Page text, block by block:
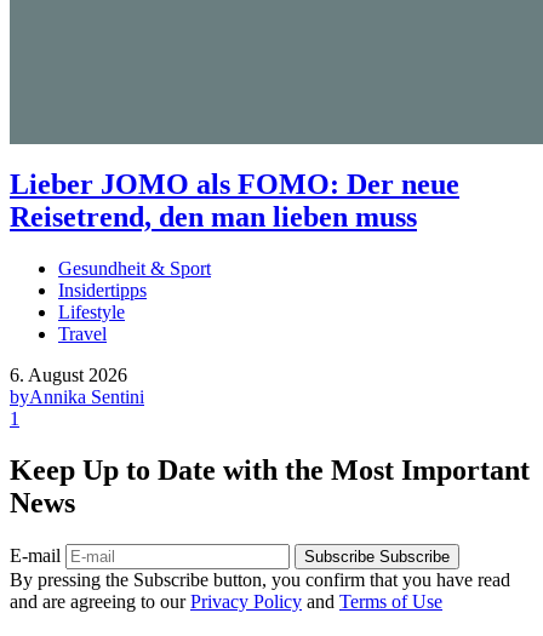
Lieber JOMO als FOMO: Der neue
Reisetrend, den man lieben muss
Gesundheit & Sport
Insidertipps
Lifestyle
Travel
6. August 2026
byAnnika Sentini
1
Keep Up to Date with the Most Important
News
E-mail Subscribe Subscribe
By pressing the Subscribe button, you confirm that you have read
and are agreeing to ourPrivacy Policy and Terms of Use